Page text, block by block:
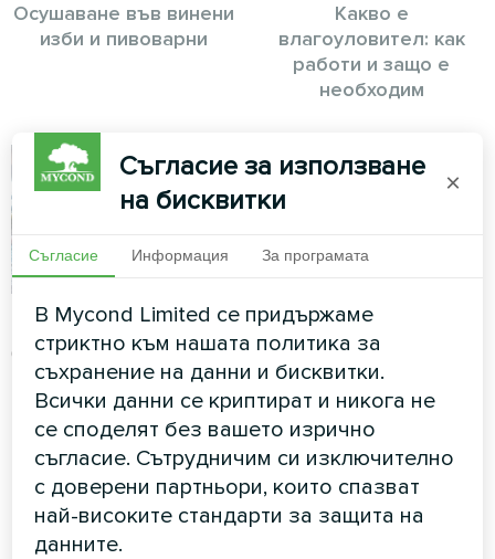
Осушаване във винени
изби и пивоварни
Какво е
влагоуловител: как
работи и защо е
необходим
Mycond
26.11.2025
Обезвлажняване и
Канални изсушители за
търговски басейни:
изчисляване на
мощността и борба с
влагата
Съгласие за използване
на бисквитки
×
Съгласие Информация За програмата
В Mycond Limited се придържаме
стриктно към нашата политика за
съхранение на данни и бисквитки.
Всички данни се криптират и никога не
се споделят без вашето изрично
съгласие. Сътрудничим си изключително
с доверени партньори, които спазват
най-високите стандарти за защита на
данните.